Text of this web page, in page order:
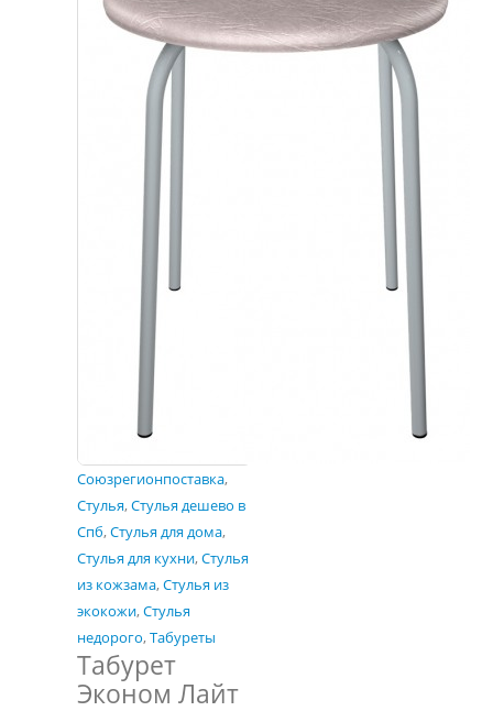
Союзрегионпоставка,
Стулья,Стулья дешево в
Спб,Стулья для дома,
Стулья для кухни,Стулья
из кожзама,Стулья из
экокожи,Стулья
недорого,Табуреты
Табурет
Эконом Лайт